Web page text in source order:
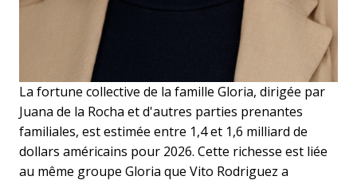
La fortune collective de la famille Gloria, dirigée par
Juana de la Rocha et d'autres parties prenantes
familiales, est estimée entre 1,4 et 1,6 milliard de
dollars américains pour 2026. Cette richesse est liée
au même groupe Gloria que Vito Rodriguez a